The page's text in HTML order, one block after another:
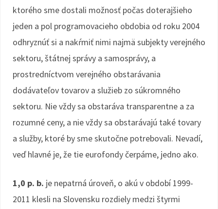
ktorého sme dostali možnosť počas doterajšieho
jeden a pol programovacieho obdobia od roku 2004
odhryznúť si a nakŕmiť nimi najmä subjekty verejného
sektoru, štátnej správy a samosprávy, a
prostredníctvom verejného obstarávania
dodávateľov tovarov a služieb zo súkromného
sektoru. Nie vždy sa obstaráva transparentne a za
rozumné ceny, a nie vždy sa obstarávajú také tovary
a služby, ktoré by sme skutočne potrebovali. Nevadí,
veď hlavné je, že tie eurofondy čerpáme, jedno ako.
1,0 p. b. je nepatrná úroveň, o akú v období 1999-
2011 klesli na Slovensku rozdiely medzi štyrmi